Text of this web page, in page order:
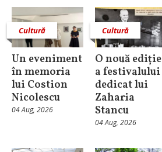
Cultură
Un eveniment
în memoria
lui Costion
Nicolescu
04 Aug, 2026
Cultură
O nouă ediție
a festivalului
dedicat lui
Zaharia
Stancu
04 Aug, 2026